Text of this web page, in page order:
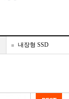
내장형 SSD